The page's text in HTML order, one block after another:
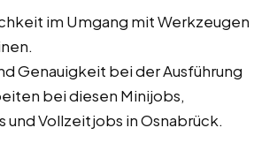
im Umgang mit Werkzeugen
Genauigkeit bei der Ausführung
bei diesen Minijobs,
und Vollzeitjobs in Osnabrück.